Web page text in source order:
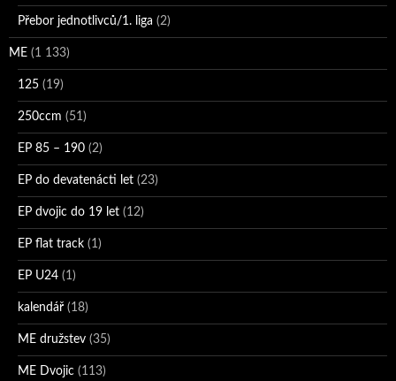
Přebor jednotlivců/1. liga (2)
ME (1 133)
125 (19)
250ccm (51)
EP 85 – 190 (2)
EP do devatenácti let (23)
EP dvojic do 19 let (12)
EP flat track (1)
EP U24 (1)
kalendář (18)
ME družstev (35)
ME Dvojic (113)